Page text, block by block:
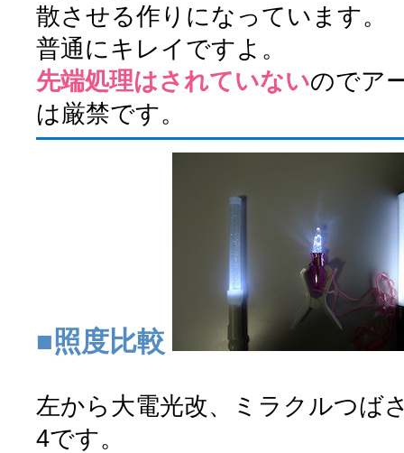
散させる作りになっています。
普通にキレイですよ。
先端処理はされていないのでア
は厳禁です。
■照度比較
左から大電光改、ミラクルつば
4です。